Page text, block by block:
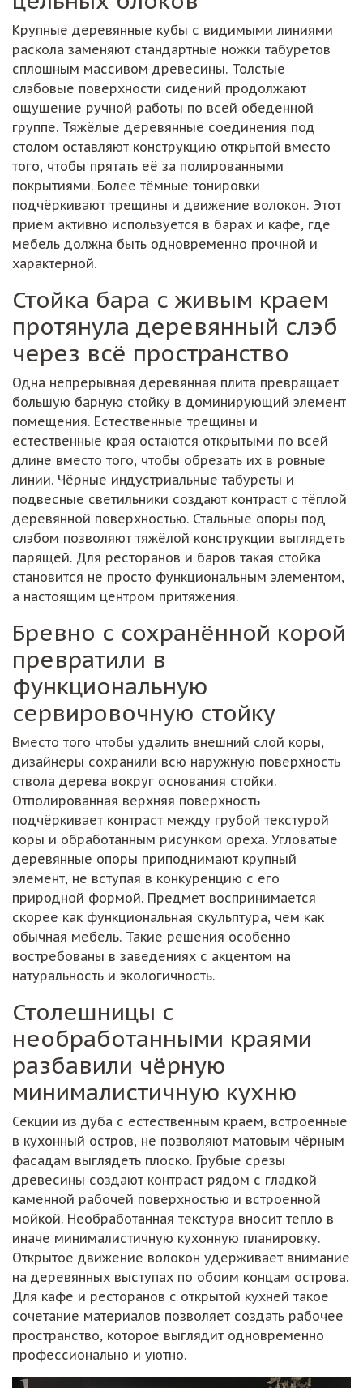
Крупные деревянные кубы с видимыми линиями
раскола заменяют стандартные ножки табуретов
сплошным массивом древесины. Толстые
слэбовые поверхности сидений продолжают
ощущение ручной работы по всей обеденной
группе. Тяжёлые деревянные соединения под
столом оставляют конструкцию открытой вместо
того, чтобы прятать её за полированными
покрытиями. Более тёмные тонировки
подчёркивают трещины и движение волокон. Этот
приём активно используется в барах и кафе, где
мебель должна быть одновременно прочной и
характерной.
Стойка бара с живым краем
протянула деревянный слэб
через всё пространство
большую барную стойку в доминирующий элемент
помещения. Естественные трещины и
естественные края остаются открытыми по всей
длине вместо того, чтобы обрезать их в ровные
линии. Чёрные индустриальные табуреты и
подвесные светильники создают контраст с тёплой
деревянной поверхностью. Стальные опоры под
слэбом позволяют тяжёлой конструкции выглядеть
парящей. Для ресторанов и баров такая стойка
становится не просто функциональным элементом,
а настоящим центром притяжения.
Бревно с сохранённой корой
превратили в
функциональную
сервировочную стойку
Вместо того чтобы удалить внешний слой коры,
дизайнеры сохранили всю наружную поверхность
ствола дерева вокруг основания стойки.
Отполированная верхняя поверхность
подчёркивает контраст между грубой текстурой
коры и обработанным рисунком ореха. Угловатые
деревянные опоры приподнимают крупный
элемент, не вступая в конкуренцию с его
природной формой. Предмет воспринимается
скорее как функциональная скульптура, чем как
обычная мебель. Такие решения особенно
востребованы в заведениях с акцентом на
натуральность и экологичность.
Столешницы с
необработанными краями
разбавили чёрную
минималистичную кухню
Секции из дуба с естественным краем, встроенные
в кухонный остров, не позволяют матовым чёрным
фасадам выглядеть плоско. Грубые срезы
древесины создают контраст рядом с гладкой
каменной рабочей поверхностью и встроенной
мойкой. Необработанная текстура вносит тепло в
иначе минималистичную кухонную планировку.
Открытое движение волокон удерживает внимание
на деревянных выступах по обоим концам острова.
Для кафе и ресторанов с открытой кухней такое
сочетание материалов позволяет создать рабочее
пространство, которое выглядит одновременно
профессионально и уютно.